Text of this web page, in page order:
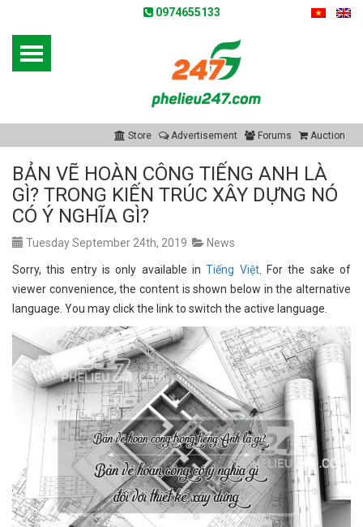
0974655133
Store Advertisement Forums Auction
BẢN VẼ HOÀN CÔNG TIẾNG ANH LÀ
GÌ? TRONG KIẾN TRÚC XÂY DỰNG NÓ
CÓ Ý NGHĨA GÌ?
Tuesday September 24th, 2019 News
Sorry, this entry is only available inTiếng Việt. For the sake of
viewer convenience, the content is shown below in the alternative
language. You may click the link to switch the active language.